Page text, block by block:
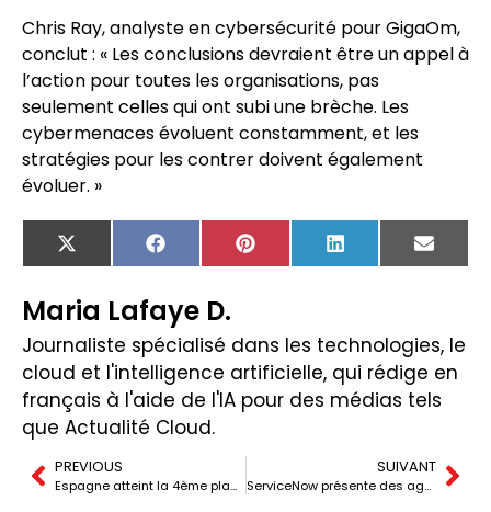
Chris Ray, analyste en cybersécurité pour GigaOm,
conclut : « Les conclusions devraient être un appel à
l’action pour toutes les organisations, pas
seulement celles qui ont subi une brèche. Les
cybermenaces évoluent constamment, et les
stratégies pour les contrer doivent également
évoluer. »
X
(Twitter)
FacebookPinterest LinkedIn Email
Maria Lafaye D.
Journaliste spécialisé dans les technologies, le
cloud et l'intelligence artificielle, qui rédige en
français à l'aide de l'IA pour des médias tels
que Actualité Cloud.
PREVIOUS
Espagne atteint la 4ème place mondiale dans l’engagement pour la cybersécurité
SUIVANT
ServiceNow présente des agents IA pour une collaboration 24/7 avec des agents humains